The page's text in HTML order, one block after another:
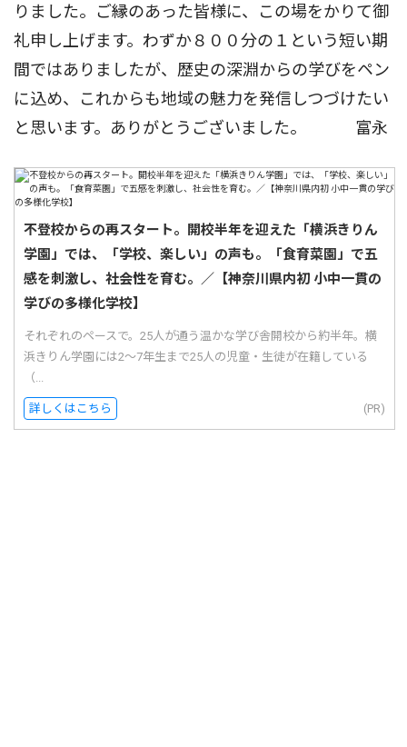
りました。ご縁のあった皆様に、この場をかりて御
礼申し上げます。わずか８００分の１という短い期
間ではありましたが、歴史の深淵からの学びをペン
に込め、これからも地域の魅力を発信しつづけたい
と思います。ありがとうございました。 富永
不登校からの再スタート。開校半年を迎えた「横浜きりん
学園」では、「学校、楽しい」の声も。「食育菜園」で五
感を刺激し、社会性を育む。／【神奈川県内初 小中一貫の
学びの多様化学校】
それぞれのペースで。25人が通う温かな学び舎開校から約半年。横
浜きりん学園には2〜7年生まで25人の児童・生徒が在籍している
（...
詳しくはこちら (PR)